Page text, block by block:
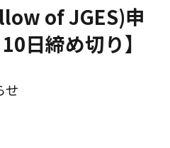
せ
of JGES)申
日締め切り】